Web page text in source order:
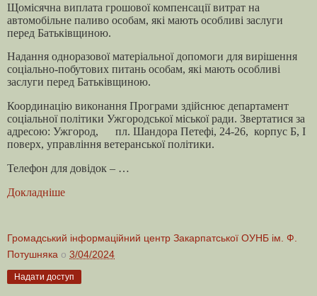
Щомісячна виплата грошової компенсації витрат на
автомобільне паливо особам, які мають особливі заслуги
перед Батьківщиною.
Надання одноразової матеріальної допомоги для вирішення
соціально-побутових питань особам, які мають особливі
заслуги перед Батьківщиною.
Координацію виконання Програми здійснює департамент
соціальної політики Ужгородської міської ради. Звертатися за
адресою: Ужгород, пл. Шандора Петефі, 24-26, корпус Б, І
поверх, управління ветеранської політики.
Телефон для довідок – …
Докладніше
Громадський інформаційний центр Закарпатської ОУНБ ім. Ф.
Потушняка о 3/04/2024
Надати доступ